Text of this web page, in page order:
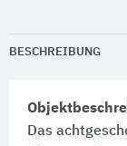
BESCHREIBUNG
Das